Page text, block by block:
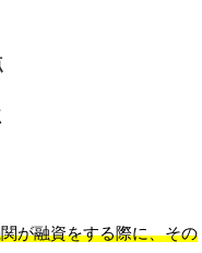
が融資をする際に、その